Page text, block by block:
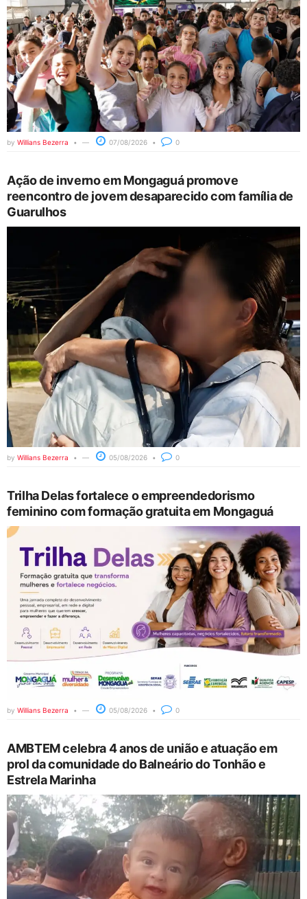
by Willians Bezerra 07/08/2026 0
Ação de inverno em Mongaguá promove
reencontro de jovem desaparecido com família de
Guarulhos
by Willians Bezerra 05/08/2026 0
Trilha Delas fortalece o empreendedorismo
feminino com formação gratuita em Mongaguá
by Willians Bezerra 05/08/2026 0
AMBTEM celebra 4 anos de união e atuação em
prol da comunidade do Balneário do Tonhão e
Estrela Marinha